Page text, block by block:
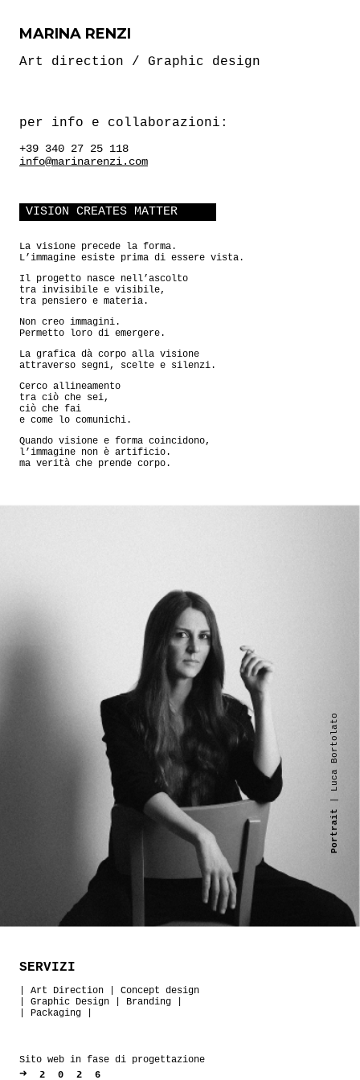
MARINA RENZI
Art direction / Graphic design
per info e collaborazioni:
+39 340 27 25 118
info@marinarenzi.com
VISION CREATES MATTER
La visione precede la forma.
L’immagine esiste prima di essere vista.
Il progetto nasce nell’ascolto
tra invisibile e visibile,
tra pensiero e materia.
Non creo immagini.
Permetto loro di emergere.
La grafica dà corpo alla visione
attraverso segni, scelte e silenzi.
Cerco allineamento
tra ciò che sei,
ciò che fai
e come lo comunichi.
Quando visione e forma coincidono,
l’immagine non è artificio.
ma verità che prende corpo.
SERVIZI
Art Direction
Concept design
Graphic Design Branding
Packaging
Sito web in fase di progettazione
➜ 2026
Portrait
| Luca Bortolato